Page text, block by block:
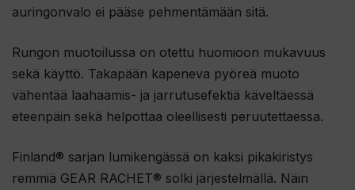
s
s
i
t
ä
ä
n
auringonvalo ei pääse pehmentämään sitä.
Rungon muotoilussa on otettu huomioon mukavuus
sekä käyttö. Takapään kapeneva pyöreä muoto
vähentää laahaamis- ja jarrutusefektiä käveltäessä
eteenpäin sekä helpottaa oleellisesti peruutettaessa.
Finland®️ sarjan lumikengässä on kaksi pikakiristys
remmiä GEAR RACHET®️ solki järjestelmällä. Näin